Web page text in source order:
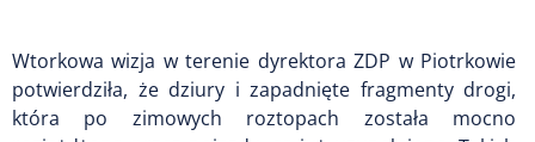
Wtorkowa wizja w terenie dyrektora ZDP w Piotrkowie
potwierdziła, że dziury i zapadnięte fragmenty drogi,
która po zimowych roztopach została mocno